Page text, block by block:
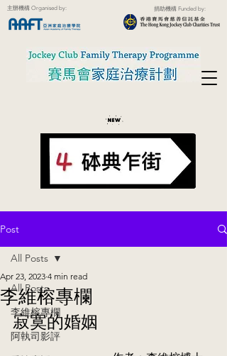
主辦機構 Organised by: 捐助機構 Funded by:
Post
All Posts
李維榕專欄
阿執司影評
All Posts
李維榕專欄
Apr 23, 2023 4 min read
寂寞的婚姻